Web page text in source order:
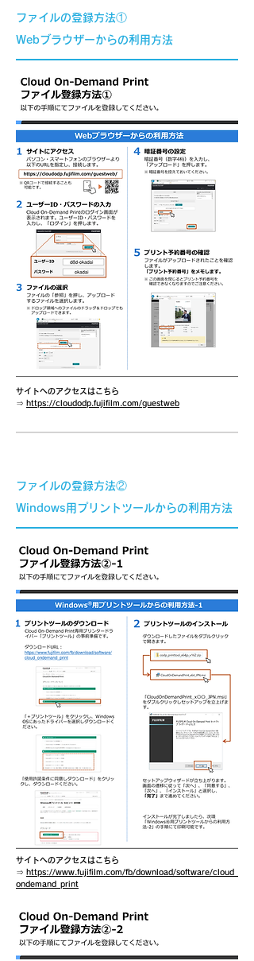
​ファイルの登録方法①
Webブラウザーからの利用方法
サイトへのアクセスはこちら
⇒ https://cloudodp.fujifilm.com/guestweb
​ファイルの登録方法②
Windows用プリントツールからの利用方法
サイトへのアクセスはこちら
⇒ https://www.fujifilm.com/fb/download/software/cloud_
ondemand_print